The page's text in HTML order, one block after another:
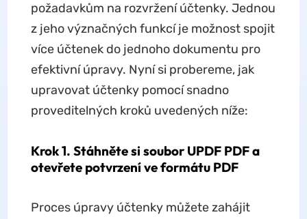
požadavkům na rozvržení účtenky. Jednou
z jeho význačných funkcí je možnost spojit
více účtenek do jednoho dokumentu pro
efektivní úpravy. Nyní si probereme, jak
upravovat účtenky pomocí snadno
proveditelných kroků uvedených níže:
Krok 1. Stáhněte si soubor UPDF PDF a
otevřete potvrzení ve formátu PDF
Proces úpravy účtenky můžete zahájit